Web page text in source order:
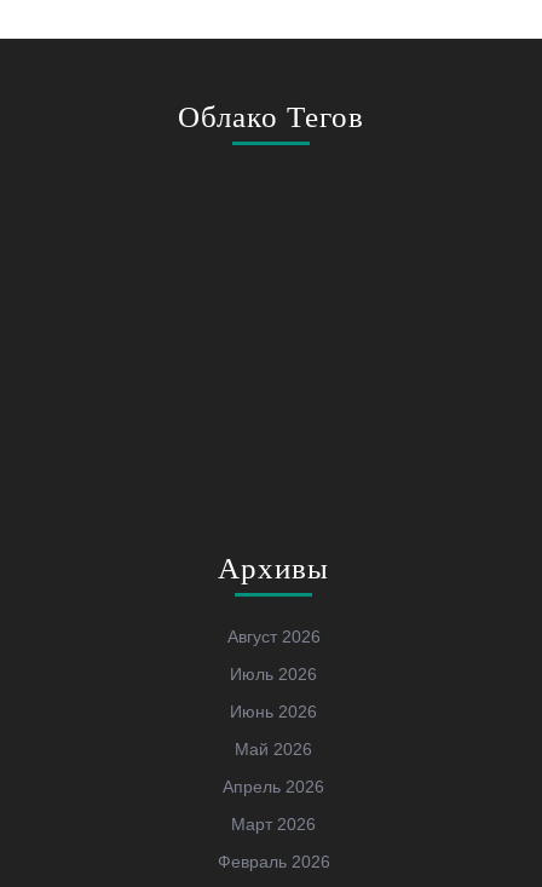
Облако Тегов
Архивы
Август 2026
Июль 2026
Июнь 2026
Май 2026
Апрель 2026
Март 2026
Февраль 2026